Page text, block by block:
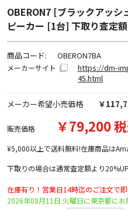
OBERON7 [ブラックアッ
ピーカー [1台] 下取り査定
商品コード: OBERON7BA
メーカーサイト
https://dm-
45.html
メーカー希望小売価格 ￥
販売価格 ￥79,200
¥5,000以上で送料無料!在庫商品は
下取りの場合は通常査定額より
在庫有り！営業日14時迄のご注文で即
2026年08月11日 火曜日に東京都にお